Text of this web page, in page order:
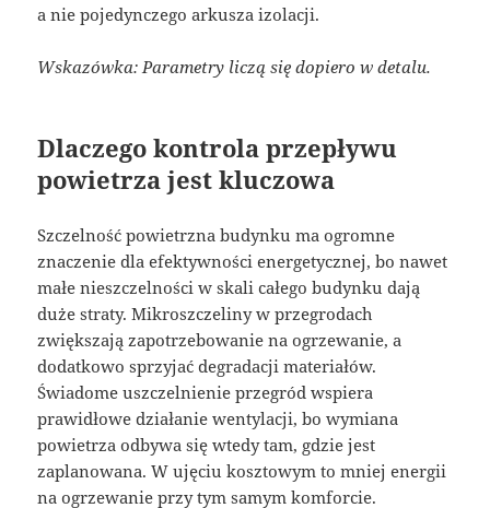
a nie pojedynczego arkusza izolacji.
Wskazówka: Parametry liczą się dopiero w detalu.
Dlaczego kontrola przepływu
powietrza jest kluczowa
Szczelność powietrzna budynku ma ogromne
znaczenie dla efektywności energetycznej, bo nawet
małe nieszczelności w skali całego budynku dają
duże straty. Mikroszczeliny w przegrodach
zwiększają zapotrzebowanie na ogrzewanie, a
dodatkowo sprzyjać degradacji materiałów.
Świadome uszczelnienie przegród wspiera
prawidłowe działanie wentylacji, bo wymiana
powietrza odbywa się wtedy tam, gdzie jest
zaplanowana. W ujęciu kosztowym to mniej energii
na ogrzewanie przy tym samym komforcie.